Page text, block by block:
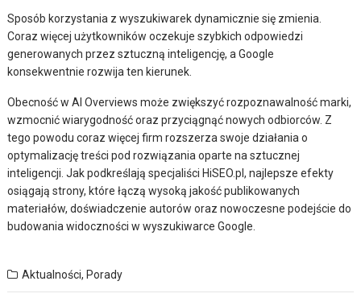
Sposób korzystania z wyszukiwarek dynamicznie się zmienia.
Coraz więcej użytkowników oczekuje szybkich odpowiedzi
generowanych przez sztuczną inteligencję, a Google
konsekwentnie rozwija ten kierunek.
Obecność w AI Overviews może zwiększyć rozpoznawalność marki,
wzmocnić wiarygodność oraz przyciągnąć nowych odbiorców. Z
tego powodu coraz więcej firm rozszerza swoje działania o
optymalizację treści pod rozwiązania oparte na sztucznej
inteligencji. Jak podkreślają specjaliści HiSEO.pl, najlepsze efekty
osiągają strony, które łączą wysoką jakość publikowanych
materiałów, doświadczenie autorów oraz nowoczesne podejście do
budowania widoczności w wyszukiwarce Google.
Aktualności, Porady